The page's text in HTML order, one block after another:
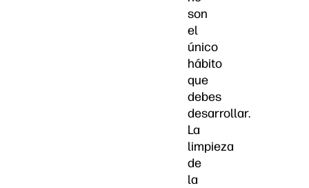
son
el
único
hábito
que
debes
desarrollar.
La
limpieza
de
la